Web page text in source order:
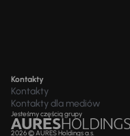
Kontakty
Kontakty
Kontakty dla mediów
Jesteśmy częścią grupy
2026 © AURES Holdings a.s.